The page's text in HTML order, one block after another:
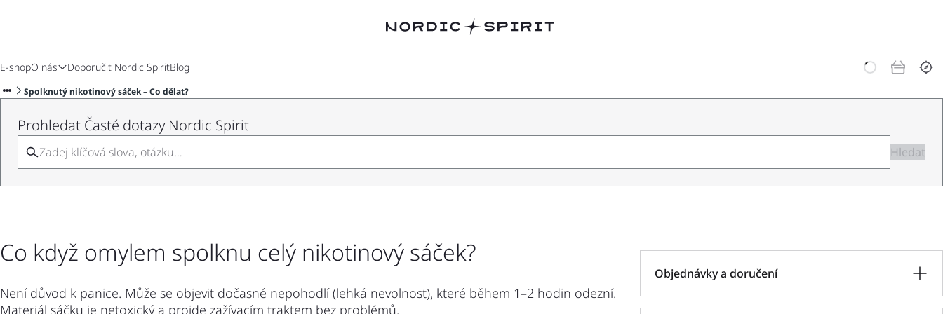
E-shopO nás Doporučit Nordic SpiritBlog
Spolknutý nikotinový sáček – Co dělat?
Prohledat Časté dotazy Nordic Spirit
Hledat
Co když omylem spolknu celý nikotinový sáček?
Není důvod k panice. Může se objevit dočasné nepohodlí (lehká nevolnost), které během 1–2 hodin odezní.
Materiál sáčku je netoxický a projde zažívacím traktem bez problémů.
Objednávky a doručení